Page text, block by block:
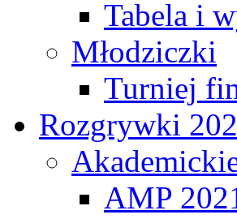
Tabela i
Młodziczki
Turniej
Rozgrywki
AMP